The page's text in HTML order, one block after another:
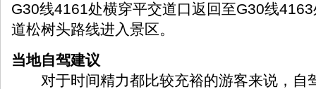
G30线4161处横穿平交道口返回至G30线
道松树头路线进入景区。
当地自驾建议
对于时间精力都比较充裕的游客来说，自